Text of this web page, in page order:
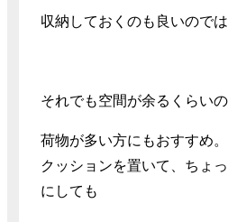
収納しておくのも良いのでは
それでも空間が余るくらい
荷物が多い方にもおすすめ。
クッションを置いて、ちょ
にしても